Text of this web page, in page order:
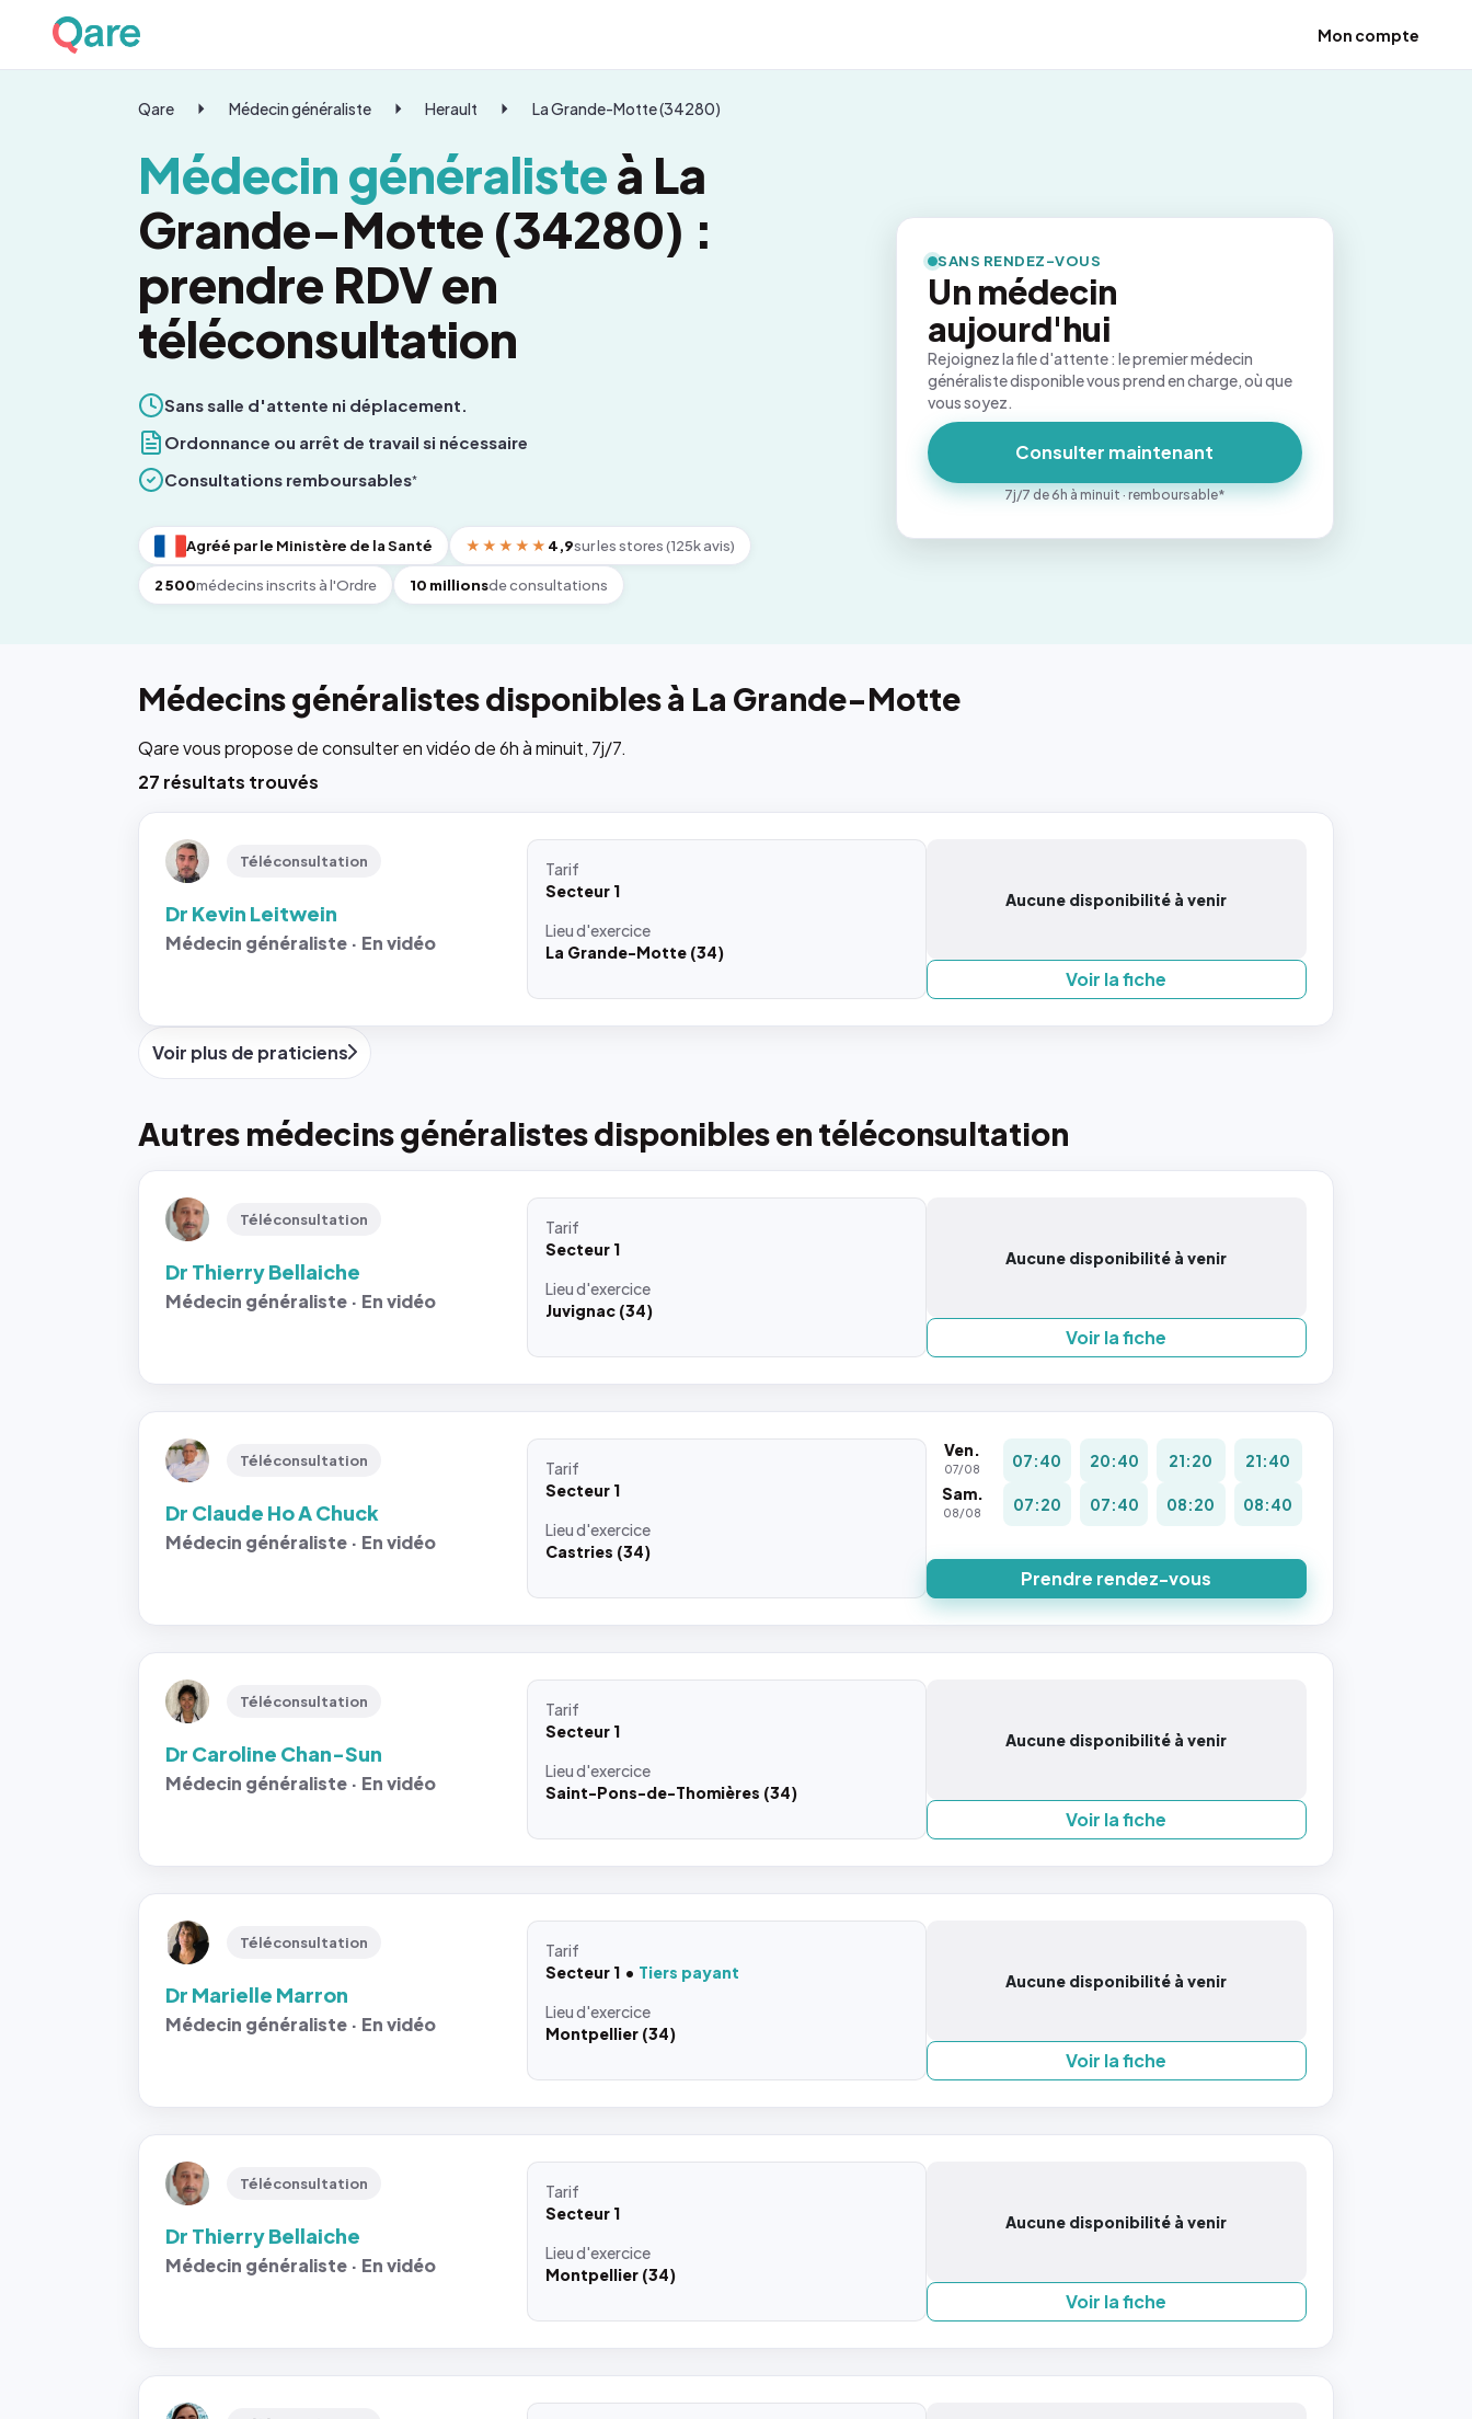
Mon compte
Qare Médecin généraliste Herault La Grande-Motte (34280)
Médecin généralisteà La
Grande-Motte (34280) :
prendre RDV en
téléconsultation
Sans salle d'attente ni déplacement.
Ordonnance ou arrêt de travail si nécessaire
Consultations remboursables*
Agréé par le Ministère de la Santé ★★★★★ 4,9sur les stores (125k avis)
2 500médecins inscrits à l'Ordre 10 millionsde consultations
SANS RENDEZ-VOUS
Un médecin
aujourd'hui
Rejoignez la file d'attente : le premier médecin
généraliste disponible vous prend en charge, où que
vous soyez.
Consulter maintenant
7j/7 de 6h à minuit · remboursable*
Médecins généralistes disponibles à La Grande-Motte
Qare vous propose de consulter en vidéo de 6h à minuit, 7j/7.
27 résultats trouvés
Téléconsultation
Dr Kevin Leitwein
Médecin généraliste · En vidéo
Tarif
Secteur 1
Lieud'exercice
La Grande-Motte (34)
Aucune disponibilité à venir
Voir la fiche
Voir plus de praticiens
Autres médecins généralistes disponibles en téléconsultation
Téléconsultation
Dr Thierry Bellaiche
Médecin généraliste · En vidéo
Tarif
Secteur 1
Lieud'exercice
Juvignac (34)
Aucune disponibilité à venir
Voir la fiche
Téléconsultation
Dr Claude Ho A Chuck
Médecin généraliste · En vidéo
Tarif
Secteur 1
Lieud'exercice
Castries (34)
Ven.
07/08 07:40 20:40 21:20
21:40
Sam.
08/08 07:20 07:40 08:20 08:40
Prendre rendez-vous
Téléconsultation
Dr Caroline Chan-Sun
Médecin généraliste · En vidéo
Tarif
Secteur 1
Lieud'exercice
Saint-Pons-de-Thomières (34)
Aucune disponibilité à venir
Voir la fiche
Téléconsultation
Dr Marielle Marron
Médecin généraliste · En vidéo
Tarif
Secteur 1
Tiers payant
Lieud'exercice
Montpellier (34)
Aucune disponibilité à venir
Voir la fiche
Téléconsultation
Dr Thierry Bellaiche
Médecin généraliste · En vidéo
Tarif
Secteur 1
Lieud'exercice
Montpellier (34)
Aucune disponibilité à venir
Voir la fiche